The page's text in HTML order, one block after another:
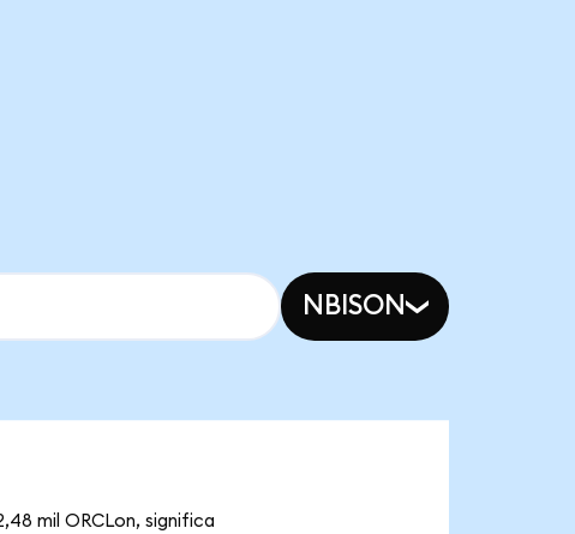
NBISON
mil ORCLon, significa